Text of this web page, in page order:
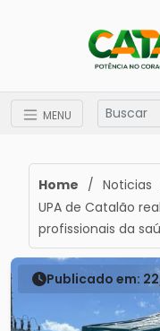
MENU
Home / Noticias
UPA de Catalão
profissionais da
Publicado em: